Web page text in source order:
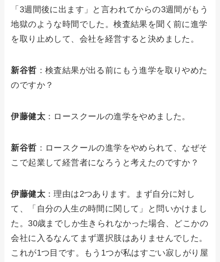
「3週間後に出ます」と言われてからの3週間がもう
地獄のような時間でした。検査結果を聞く前に進学
を取り止めして、会社を経営すると決めました。
新谷哲 ：検査結果が出る前にもう進学を取りやめた
のですか？
伊藤健太 ：ロースクールの進学をやめました。
新谷哲 ：ロースクールの進学をやめられて、なぜそ
こで起業して経営者になろうと考えたのですか？
伊藤健太 ：理由は2つあります。まず自分に対し
て、「自分の人生の時間に関して」と問いかけまし
た。30歳までしか生きられなかった場合、どこかの
会社に入るなんてまず選択肢はありませんでした。
これが1つ目です。もう1つが私はすごい寂しがり屋